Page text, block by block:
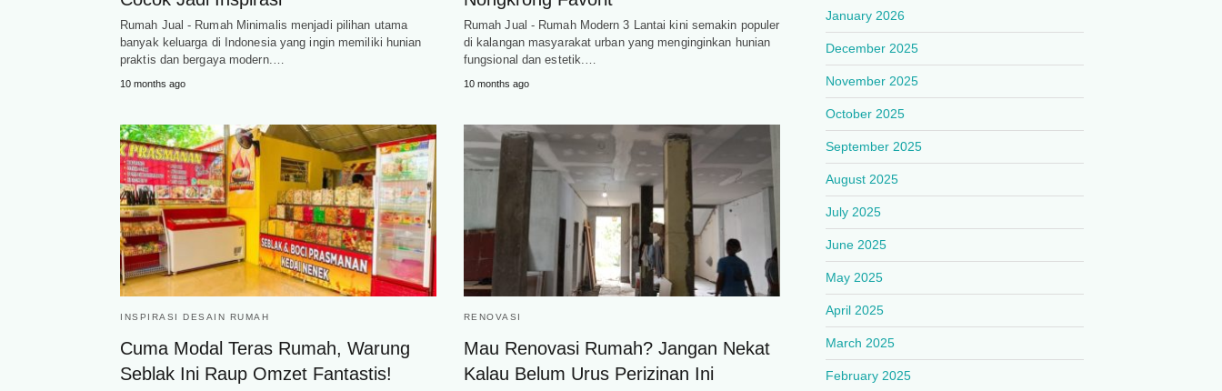
Rumah Jual - Rumah Minimalis menjadi pilihan utama
banyak keluarga di Indonesia yang ingin memiliki hunian
praktis dan bergaya modern.…
10 months ago
Rumah Jual - Rumah Modern 3 Lantai kini semakin populer
di kalangan masyarakat urban yang menginginkan hunian
fungsional dan estetik.…
10 months ago
INSPIRASI DESAIN RUMAH
Cuma Modal Teras Rumah, Warung
Seblak Ini Raup Omzet Fantastis!
RENOVASI
Mau Renovasi Rumah? Jangan Nekat
Kalau Belum Urus Perizinan Ini
January 2026
December 2025
November 2025
October 2025
September 2025
August 2025
July 2025
June 2025
May 2025
April 2025
March 2025
February 2025